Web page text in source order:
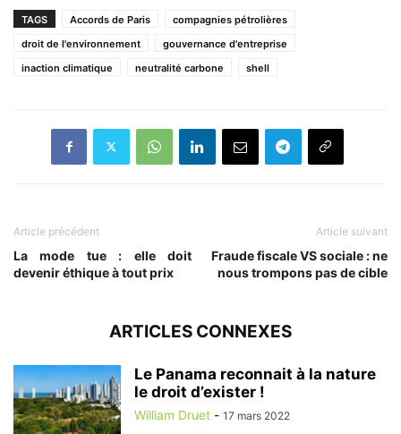
TAGS Accords de Paris
compagnies pétrolières
droit de l'environnement
gouvernance d'entreprise
inaction climatique
neutralité carbone shell
Article précédent
La mode tue : elle doit
devenir éthique à tout prix
Article suivant
Fraude fiscale VS sociale : ne
nous trompons pas de cible
ARTICLES CONNEXES
Le Panama reconnait à la nature
le droit d’exister !
William Druet - 17 mars 2022